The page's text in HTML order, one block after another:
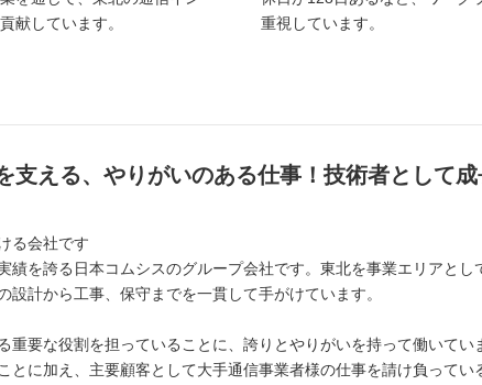
献しています。
重視しています。
支える、やりがいのある仕事！技術者として
る会社です
績を誇る日本コムシスのグループ会社です。東北を事業エリアと
計から工事、保守までを一貫して手がけています。
重要な役割を担っていることに、誇りとやりがいを持って働いて
とに加え、主要顧客として大手通信事業者様の仕事を請け負って